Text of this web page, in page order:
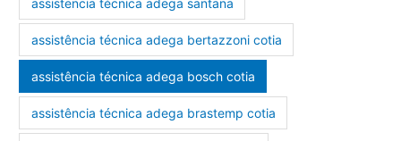
assistencia técnica adega santana
assistência técnica adega bertazzoni cotia
assistência técnica adega bosch cotia
assistência técnica adega brastemp cotia